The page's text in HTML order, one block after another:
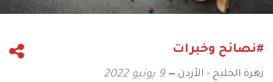
#نصائح وخبرات
زهرة الخليج - الأردن 9 يونيو 2022